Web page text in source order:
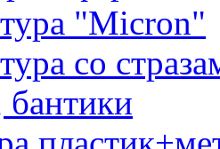
"Micron"
со